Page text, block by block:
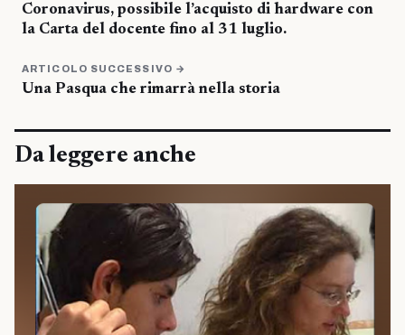
Coronavirus, possibile l’acquisto di hardware con
la Carta del docente fino al 31 luglio.
ARTICOLO SUCCESSIVO →
Una Pasqua che rimarrà nella storia
Da leggere anche